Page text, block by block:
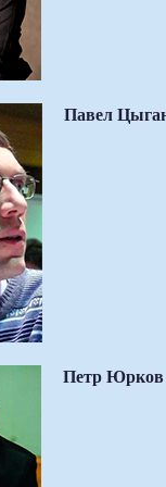
Павел
Петр Юрков